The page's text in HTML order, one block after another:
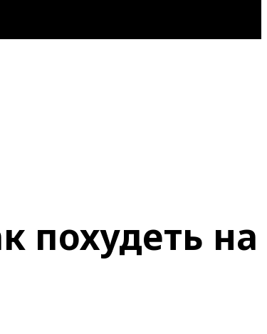
похудеть на